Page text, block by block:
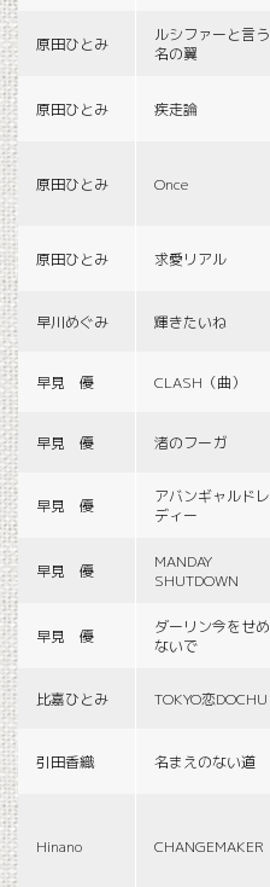
原田ひとみ
ルシファーと言う
名の翼
原田ひとみ 疾走論
原田ひとみ Once
原田ひとみ 求愛リアル
早川めぐみ 輝きたいね
早見 優 CLASH（曲）
早見 優 渚のフーガ
早見 優
アバンギャルドレ
ディー
早見 優
MANDAY
SHUTDOWN
早見 優
ダーリン今をせめ
ないで
比嘉ひとみ TOKYO恋DOCHU
引田香織 名まえのない道
Hinano CHANGEMAKER